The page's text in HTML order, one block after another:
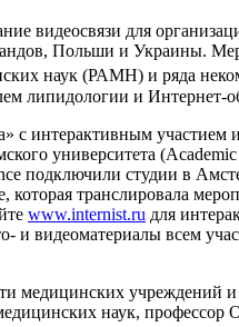
видеосвязи для
Польши и Украины.
наук (РАМН) и ряда
липидологии и
c интерактивным
университета
подключили студии в
которая транслировала
www.internist.ru для
и видеоматериалы всем
медицинских
наук,